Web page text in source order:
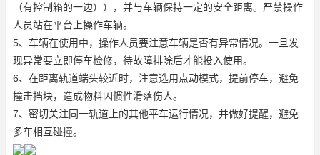
（有控制箱的一边）），并与车辆保持一定的安全距离。严禁操作
人员站在平台上操作车辆。
5、车辆在使用中，操作人员要注意车辆是否有异常情况。一旦发
现异常要立即停车检修，待故障排除后才能投入使用。
6、在距离轨道端头较近时，注意选用点动模式，提前停车，避免
撞击挡块，造成物料因惯性滑落伤人。
7、密切关注同一轨道上的其他平车运行情况，并做好提醒，避免
多车相互碰撞。